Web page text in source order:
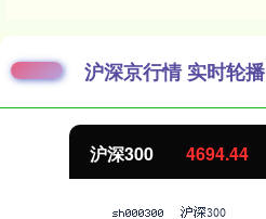
沪深京行情 实时轮播
沪深300 4694.44